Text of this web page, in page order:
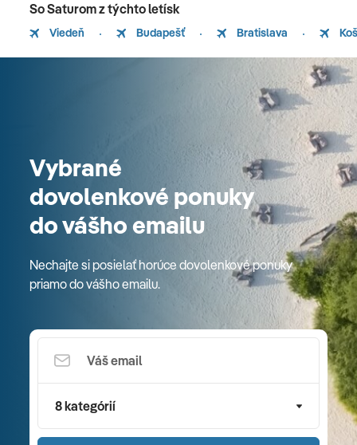
So Saturom z týchto letísk
Viedeň Budapešť Bratislava
Vybrané
dovolenkové ponuky
do vášho emailu
Nechajte si posielať horúce dovolenkové ponuky
priamo do vášho emailu.
8 kategórií